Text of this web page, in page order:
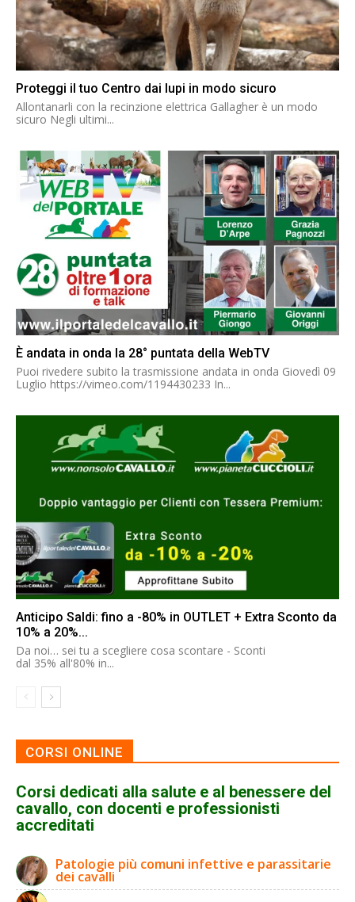
Proteggi il tuo Centro dai lupi in modo sicuro
Allontanarli con la recinzione elettrica Gallagher è un modo
sicuro Negli ultimi...
È andata in onda la 28° puntata della WebTV
Puoi rivedere subito la trasmissione andata in onda Giovedì 09
Luglio https://vimeo.com/1194430233 In...
Anticipo Saldi: fino a -80% in OUTLET + Extra Sconto da
10% a 20%...
Da noi… sei tu a scegliere cosa scontare - Sconti
dal 35% all'80% in...
CORSI ONLINE
Corsi dedicati alla salute e al benessere del
cavallo, con docenti e professionisti
accreditati
Patologie più comuni infettive e parassitarie
dei cavalli